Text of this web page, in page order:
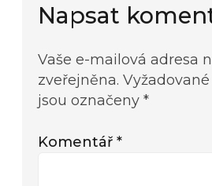
Napsat
Vaše e-mailová adresa
zveřejněna.
jsou označeny *
Komentář *